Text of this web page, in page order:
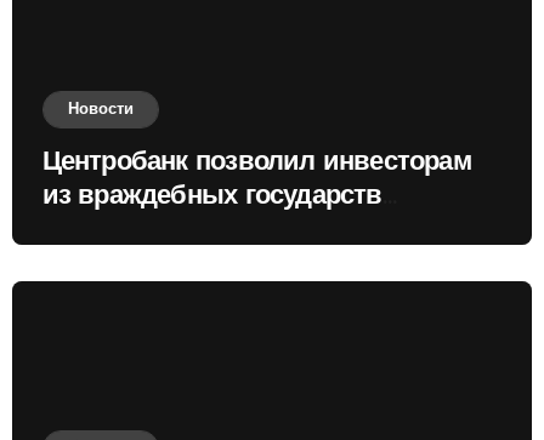
Новости
Центробанк позволил инвесторам
из враждебных государств